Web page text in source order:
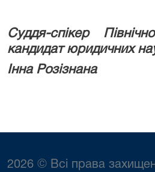
Суддя-спікер
кандидат юридичних
Інна Розізнана
2026 © Всі права